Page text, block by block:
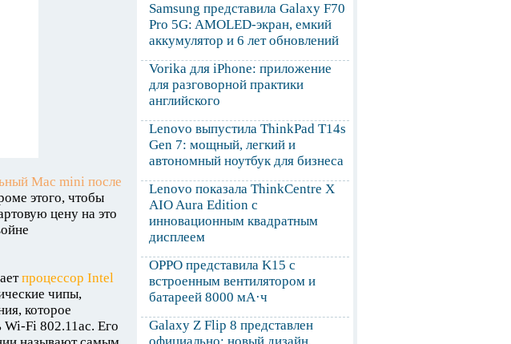
Mac mini после
этого, чтобы
цену на это
процессор Intel
чипы,
которое
Wi-Fi 802.11ac. Его
Samsung представила Galaxy F70
Pro 5G: AMOLED-экран, емкий
аккумулятор и 6 лет обновлений
Vorika для iPhone: приложение
для разговорной практики
английского
Lenovo выпустила ThinkPad T14s
Gen 7: мощный, легкий и
автономный ноутбук для бизнеса
Lenovo показала ThinkCentre X
AIO Aura Edition с
инновационным квадратным
дисплеем
OPPO представила K15 с
встроенным вентилятором и
батареей 8000 мА·ч
Galaxy Z Flip 8 представлен